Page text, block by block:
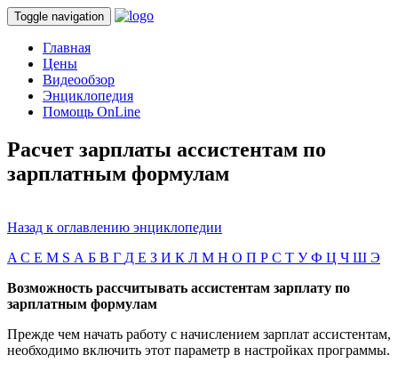
Toggle navigation
Главная
Цены
Видеообзор
Энциклопедия
Помощь OnLine
Расчет зарплаты ассистентам по
зарплатным формулам
Назад к оглавлению энциклопедии
A C E M S А Б В Г Д Е З И К Л М Н О П Р С Т УФ Ц Ч Ш Э
Возможность рассчитывать ассистентам зарплату по
зарплатным формулам
Прежде чем начать работу с начислением зарплат ассистентам,
необходимо включить этот параметр в настройках программы.